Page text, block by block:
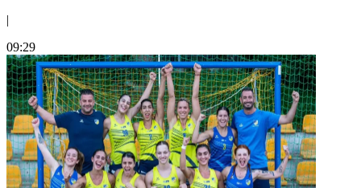
|
09:29